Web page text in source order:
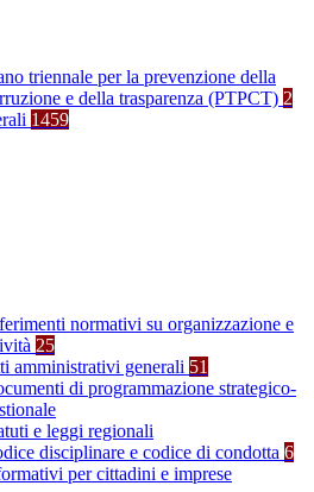
triennale per la prevenzione della
e della trasparenza (PTPCT) 2
1459
normativi su organizzazione e
25
amministrativi generali 51
di programmazione strategico-
e leggi regionali
disciplinare e codice di condotta 6
per cittadini e imprese